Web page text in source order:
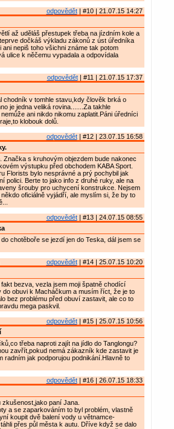
odpovědět| #10 | 21.07.15 14:27
až uděláš přestupek třeba na jízdním kole a
dočkáš výkladu zákonů z úst úředníka
nepiš toho všichni známe tak potom
ulice k něčemu vypadala a odpovídala
odpovědět| #11 | 21.07.15 17:37
chodník v tomhle stavu,kdy člověk brká o
je jedna veliká rovina.......Za takhle
ani nikdo nikomu zaplatit.Páni úředníci
klobouk dolů.
odpovědět| #12 | 23.07.15 16:58
Značka s kruhovým objezdem bude nakonec
výstupku před obchodem KABA Sport.
Florists bylo nesprávné a prý pochybil jak
polici. Berte to jako info z druhé ruky, ale na
šrouby pro uchycení konstrukce. Nejsem
oficiálně vyjádří, ale myslím si, že by to
odpovědět| #13 | 24.07.15 08:55
chotěboře se jezdí jen do Teska, dál jsem se
odpovědět| #14 | 25.07.15 10:20
bezva, vezla jsem moji špatně chodící
do obuvi k Macháčkum a musím říct, že je to
bez problému před obuví zastavit, ale co to
mega paskvil.
odpovědět| #15 | 25.07.15 10:56
třeba naproti zajít na jídlo do Tanglongu?
zavřít,pokud nemá zákazník kde zastavit je
radním jak podporujou podnikání.Hlavně to
odpovědět| #16 | 26.07.15 18:33
paní Jana.
a se zaparkováním to byl problém, vlastně
koupit dvě balení vody u větnamce-
přes půl města k autu. Dříve když se dalo